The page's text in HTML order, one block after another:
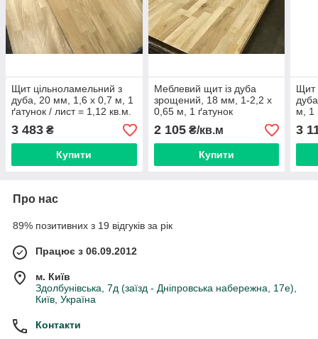
Щит цільноламельний з
дуба, 20 мм, 1,6 х 0,7 м, 1
ґатунок / лист = 1,12 кв.м.
3 483 ₴
Купити
Меблевий щит із дуба
зрощений, 18 мм, 1-2,2 х
0,65 м, 1 ґатунок
2 105₴/кв.м
Купити
Щит
м, 1
3
Про нас
89% позитивних з 19 відгуків за рік
Працює з 06.09.2012
м. Київ
Здолбунівська, 7д (заїзд - Дніпровська набережна, 17е),
Київ, Україна
Контакти